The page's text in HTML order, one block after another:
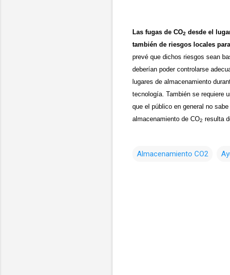
Las fugas de CO2 desde el
también de riesgos locales
prevé que dichos riesgos sean
deberían poder controlarse
lugares de almacenamiento
tecnología. También se requiere
que el público en general no
almacenamiento de CO2 resulta
Almacenamiento CO2